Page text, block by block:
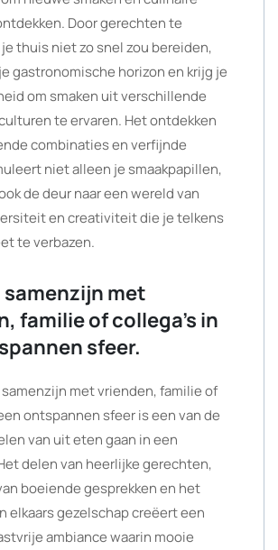
Door gerechten te
thuis niet zo snel zou bereiden,
gastronomische horizon en krijg je
om smaken uit verschillende
te ervaren. Het ontdekken
combinaties en verfijnde
niet alleen je smaakpapillen,
de deur naar een wereld van
en creativiteit die je telkens
te verbazen.
samenzijn met
familie of collega’s in
sfeer.
met vrienden, familie of
ontspannen sfeer is een van de
van uit eten gaan in een
delen van heerlijke gerechten,
boeiende gesprekken en het
elkaars gezelschap creëert een
ambiance waarin mooie